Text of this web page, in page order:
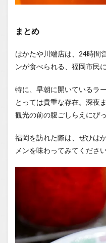
まとめ
はかたや川端店は、24時間
ンが食べられる、福岡市民
特に、早朝に開いているラ
とっては貴重な存在。深夜
観光の前の腹ごしらえにぴっ
福岡を訪れた際は、ぜひは
メンを味わってみてください